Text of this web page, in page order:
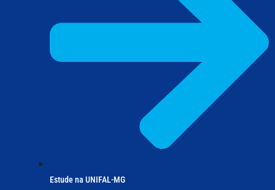
Estude na UNIFAL-MG